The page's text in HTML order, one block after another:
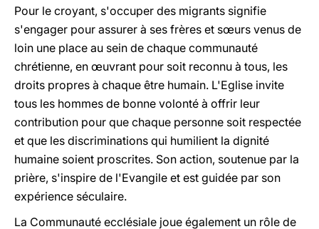
Pour le croyant, s'occuper des migrants signifie
s'engager pour assurer à ses frères et sœurs venus de
loin une place au sein de chaque communauté
chrétienne, en œuvrant pour soit reconnu à tous, les
droits propres à chaque être humain. L'Eglise invite
tous les hommes de bonne volonté à offrir leur
contribution pour que chaque personne soit respectée
et que les discriminations qui humilient la dignité
humaine soient proscrites. Son action, soutenue par la
prière, s'inspire de l'Evangile et est guidée par son
expérience séculaire.
La Communauté ecclésiale joue également un rôle de